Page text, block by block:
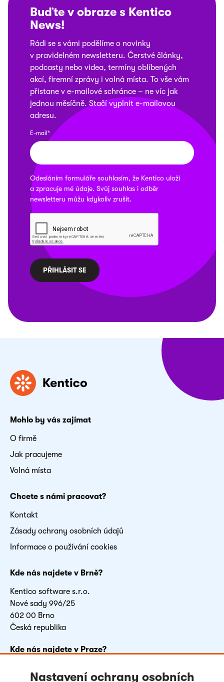
Buďte v obraze s Kentico
News!
Rádi se s vámi podělíme o novinky
v pravidelném newsletteru. Čerstvé články,
podcasty nebo videa, termíny oblíbených
akcí, firemní zprávy i volná místa. To vše vám
přistane v e-mailové schránce – ne víc jak
jednou měsíčně. Stačí vyplnit e-mailovou
adresu.
E-mail*
Odesláním formuláře souhlasím, že Kentico uloží
a zpracuje mé údaje. Svůj souhlas i odběr
newsletteru můžu kdykoliv zrušit.
Mohlo by vás zajímat
O firmě
Jak pracujeme
Volná místa
Chcete s námi pracovat?
Kontakt
Zásady ochrany osobních údajů
Informace o používání cookies
Kde nás najdete v Brně?
Kentico software s.r.o.
Nové sady 996/25
602 00 Brno
Česká republika
Kde nás najdete v Praze?
Vyskočilova 1481/4
Nastavení ochrany osobních